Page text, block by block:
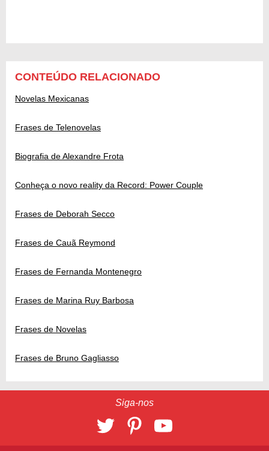
CONTEÚDO RELACIONADO
Novelas Mexicanas
Frases de Telenovelas
Biografia de Alexandre Frota
Conheça o novo reality da Record: Power Couple
Frases de Deborah Secco
Frases de Cauã Reymond
Frases de Fernanda Montenegro
Frases de Marina Ruy Barbosa
Frases de Novelas
Frases de Bruno Gagliasso
Siga-nos